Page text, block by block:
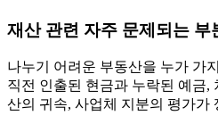
재산 관련 자주 문제되는 부
나누기 어려운 부동산을 누가 가
직전 인출된 현금과 누락된 예금,
산의 귀속, 사업체 지분의 평가가